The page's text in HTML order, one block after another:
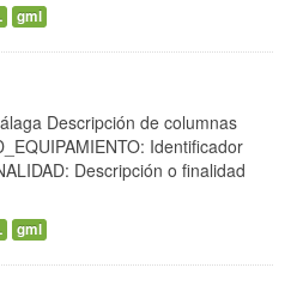
gml
Descripción de columnas
Identificador
Descripción o finalidad
gml